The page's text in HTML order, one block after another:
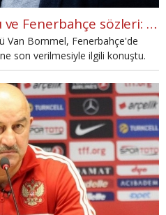
Van Bommel'den Cocu ve Fenerbahçe sözleri: "Türkiye'de normal"
Van Bommel, Fenerbahçe'de
son verilmesiyle ilgili konuştu.